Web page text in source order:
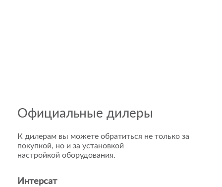
Официальные дилеры
К дилерам вы можете обратиться не только за
покупкой, но и за установкой
настройкой оборудования.
Интерсат